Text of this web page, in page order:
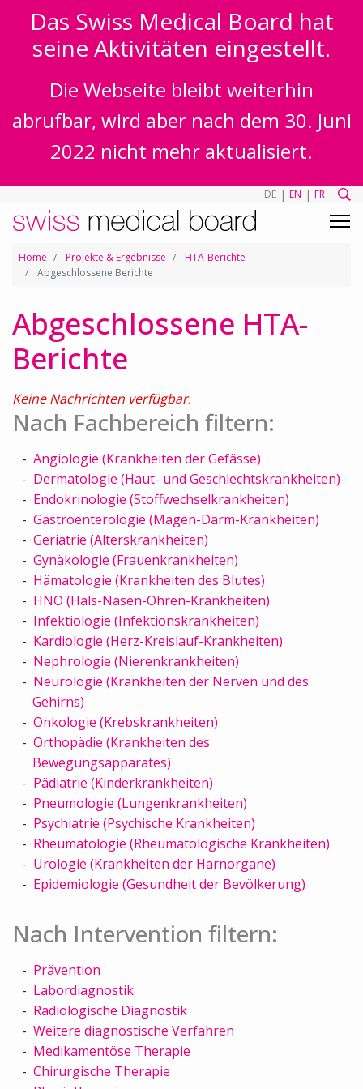
Das Swiss Medical Board hat
seine Aktivitäten eingestellt.
Die Webseite bleibt weiterhin
abrufbar, wird aber nach dem 30. Juni
2022 nicht mehr aktualisiert.
DE | EN | FR
Home Projekte & Ergebnisse
HTA-Berichte
Abgeschlossene Berichte
Abgeschlossene HTA-
Berichte
Keine Nachrichten verfügbar.
Nach Fachbereich filtern:
Angiologie (Krankheiten der Gefässe)
Dermatologie (Haut- und Geschlechtskrankheiten)
Endokrinologie (Stoffwechselkrankheiten)
Gastroenterologie (Magen-Darm-Krankheiten)
Geriatrie (Alterskrankheiten)
Gynäkologie (Frauenkrankheiten)
Hämatologie (Krankheiten des Blutes)
HNO (Hals-Nasen-Ohren-Krankheiten)
Infektiologie (Infektionskrankheiten)
Kardiologie (Herz-Kreislauf-Krankheiten)
Nephrologie (Nierenkrankheiten)
Neurologie (Krankheiten der Nerven und des
Gehirns)
Onkologie (Krebskrankheiten)
Orthopädie (Krankheiten des
Bewegungsapparates)
Pädiatrie (Kinderkrankheiten)
Pneumologie (Lungenkrankheiten)
Psychiatrie (Psychische Krankheiten)
Rheumatologie (Rheumatologische Krankheiten)
Urologie (Krankheiten der Harnorgane)
Epidemiologie (Gesundheit der Bevölkerung)
Nach Intervention filtern:
Prävention
Labordiagnostik
Radiologische Diagnostik
Weitere diagnostische Verfahren
Medikamentöse Therapie
Chirurgische Therapie